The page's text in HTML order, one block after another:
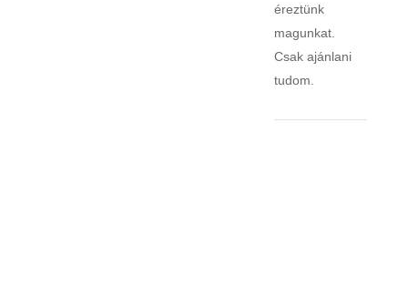
éreztünk
magunkat.
Csak ajánlani
tudom.